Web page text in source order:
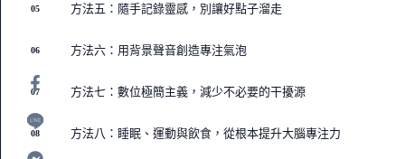
05 方法五：隨手記錄靈感，別讓好點子溜走
06 方法六：用背景聲音創造專注氣泡
07 方法七：數位極簡主義，減少不必要的干擾源
08 方法八：睡眠、運動與飲食，從根本提升大腦專注力